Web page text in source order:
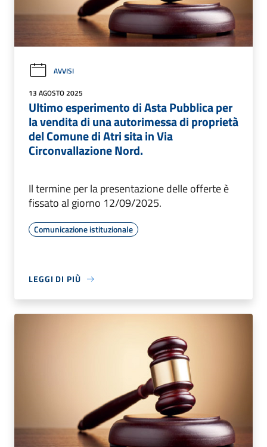
AVVISI
13 AGOSTO 2025
Ultimo esperimento di Asta Pubblica per
la vendita di una autorimessa di proprietà
del Comune di Atri sita in Via
Circonvallazione Nord.
Il termine per la presentazione delle offerte è
fissato al giorno 12/09/2025.
Comunicazione istituzionale
LEGGI DI PIÙ